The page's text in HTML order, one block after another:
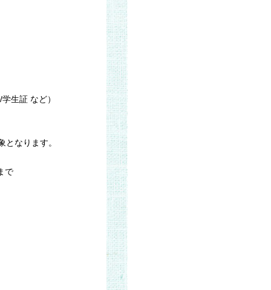
生証 など）
なります。
で